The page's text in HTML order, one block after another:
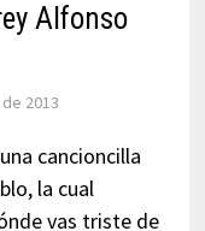
Alfonso
2013
cancioncilla
la cual
vas triste de